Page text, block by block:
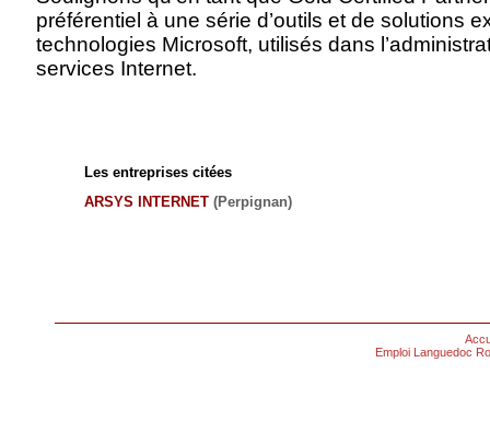
préférentiel à une série d’outils et de solutions
technologies Microsoft, utilisés dans
services Internet.
Les entreprises citées
ARSYS INTERNET (Perpignan)
Emploi Languedoc